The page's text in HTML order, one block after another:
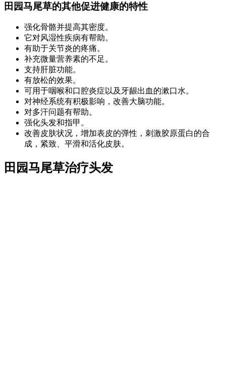
田园马尾草的其他促进健康的特性
强化骨骼并提高其密度。
它对风湿性疾病有帮助。
有助于关节炎的疼痛。
补充微量营养素的不足。
支持肝脏功能。
有放松的效果。
可用于咽喉和口腔炎症以及牙龈出血的漱口水。
对神经系统有积极影响，改善大脑功能。
对多汗问题有帮助。
强化头发和指甲。
改善皮肤状况，增加表皮的弹性，刺激胶原蛋白的合
成，紧致、平滑和活化皮肤。
田园马尾草治疗头发